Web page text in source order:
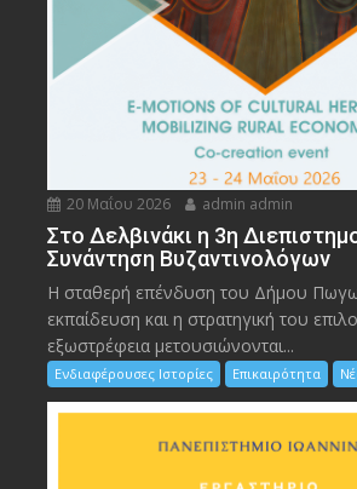
20 Μαΐου 2026 admin admin
Στο Δελβινάκι η 3η
Συνάντηση Βυζαντινολόγων
Η σταθερή επένδυση του Δήμου
εκπαίδευση και η στρατηγική του
εξωστρέφεια μετουσιώνονται...
Ενδιαφέρουσες Ιστορίες Επικαιρότητα